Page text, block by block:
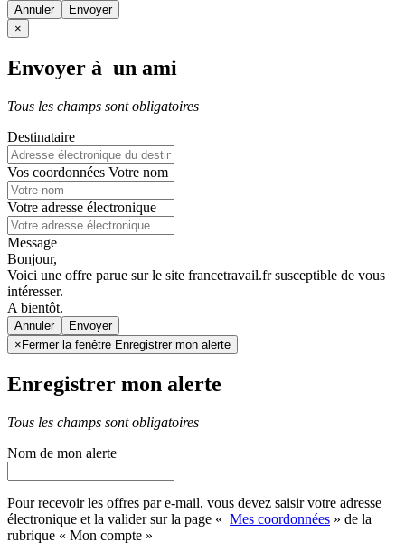
Annuler
×
Envoyer à un ami
Tous les champs sont obligatoires
Destinataire
Vos coordonnées Votre nom
Votre adresse électronique
Message
Bonjour,
Voici une offre parue sur le site francetravail.fr susceptible de vous
intéresser.
A bientôt.
Annuler
× Fermer la fenêtre Enregistrer mon alerte
Enregistrer mon alerte
Tous les champs sont obligatoires
Nom de mon alerte
Pour recevoir les offres par e-mail, vous devez saisir votre adresse
électronique et la valider sur la page « Mes coordonnées » de la
rubrique « Mon compte »